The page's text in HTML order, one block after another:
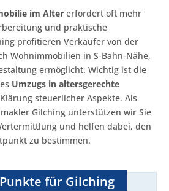
im Alter erfordert oft mehr
und praktische
profitieren Verkäufer von der
Wohnimmobilien in S-Bahn-Nähe,
ermöglicht. Wichtig ist die
Umzugs in altersgerechte
steuerlicher Aspekte. Als
Gilching unterstützen wir Sie
und helfen dabei, den
zu bestimmen.
für Gilching